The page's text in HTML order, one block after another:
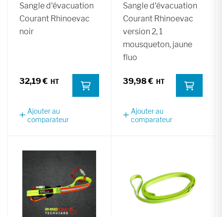
Sangle d'évacuation
Courant Rhinoevac
noir
32,19 €
Ajouter au
comparateur
Sangle d'évacuation
Courant Rhinoevac
version 2, 1
mousqueton, jaune
fluo
39,98 €
Ajouter au
comparateur